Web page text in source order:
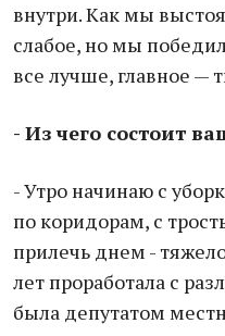
внутри. Как мы
слабое, но мы
все лучше, главное —
- Из чего состоит
- Утро начинаю с
по коридорам, с
прилечь днем -
лет проработала с
была депутатом